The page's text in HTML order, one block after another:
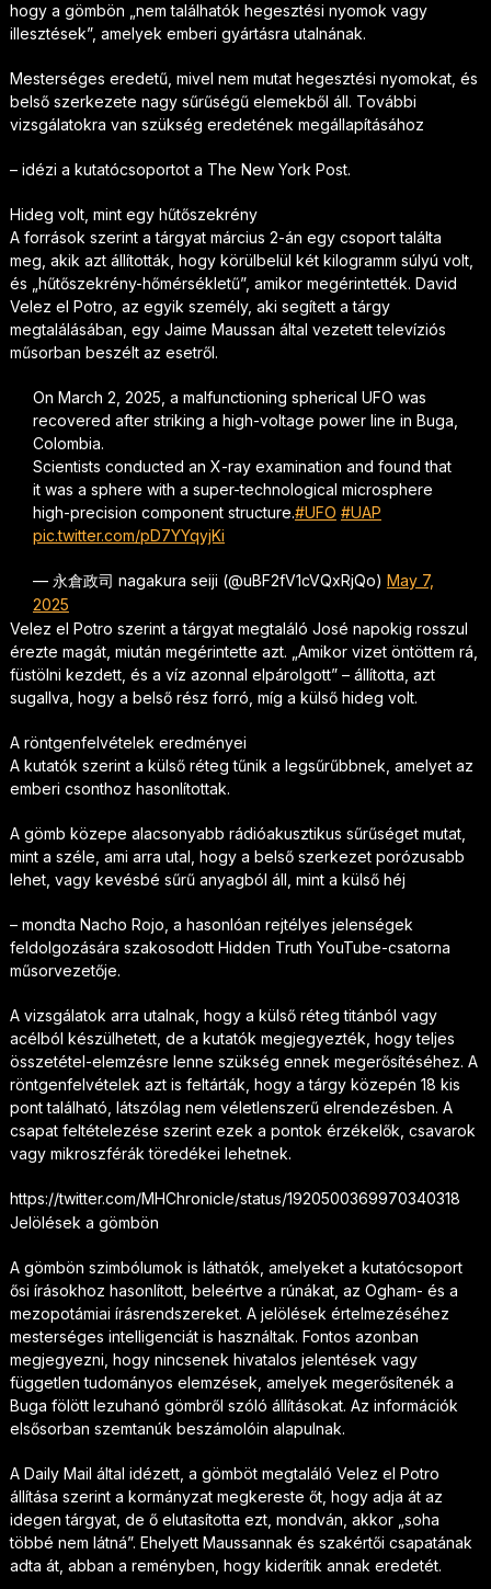
hogy a gömbön „nem találhatók hegesztési nyomok vagy
illesztések”, amelyek emberi gyártásra utalnának.
Mesterséges eredetű, mivel nem mutat hegesztési nyomokat, és
belső szerkezete nagy sűrűségű elemekből áll. További
vizsgálatokra van szükség eredetének megállapításához
– idézi a kutatócsoportot a The New York Post.
Hideg volt, mint egy hűtőszekrény
A források szerint a tárgyat március 2-án egy csoport találta
meg, akik azt állították, hogy körülbelül két kilogramm súlyú volt,
és „hűtőszekrény-hőmérsékletű”, amikor megérintették. David
Velez el Potro, az egyik személy, aki segített a tárgy
megtalálásában, egy Jaime Maussan által vezetett televíziós
műsorban beszélt az esetről.
On March 2, 2025, a malfunctioning spherical UFO was
recovered after striking a high-voltage power line in Buga,
Colombia.
Scientists conducted an X-ray examination and found that
it was a sphere with a super-technological microsphere
high-precision component structure.#UFO #UAP
pic.twitter.com/pD7YYqyjKi
— 永倉政司 nagakura seiji (@uBF2fV1cVQxRjQo) May 7,
2025
Velez el Potro szerint a tárgyat megtaláló José napokig rosszul
érezte magát, miután megérintette azt. „Amikor vizet öntöttem rá,
füstölni kezdett, és a víz azonnal elpárolgott” – állította, azt
sugallva, hogy a belső rész forró, míg a külső hideg volt.
A röntgenfelvételek eredményei
A kutatók szerint a külső réteg tűnik a legsűrűbbnek, amelyet az
emberi csonthoz hasonlítottak.
A gömb közepe alacsonyabb rádióakusztikus sűrűséget mutat,
mint a széle, ami arra utal, hogy a belső szerkezet porózusabb
lehet, vagy kevésbé sűrű anyagból áll, mint a külső héj
– mondta Nacho Rojo, a hasonlóan rejtélyes jelenségek
feldolgozására szakosodott Hidden Truth YouTube-csatorna
műsorvezetője.
A vizsgálatok arra utalnak, hogy a külső réteg titánból vagy
acélból készülhetett, de a kutatók megjegyezték, hogy teljes
összetétel-elemzésre lenne szükség ennek megerősítéséhez. A
röntgenfelvételek azt is feltárták, hogy a tárgy közepén 18 kis
pont található, látszólag nem véletlenszerű elrendezésben. A
csapat feltételezése szerint ezek a pontok érzékelők, csavarok
vagy mikroszférák töredékei lehetnek.
https://twitter.com/MHChronicle/status/1920500369970340318
Jelölések a gömbön
A gömbön szimbólumok is láthatók, amelyeket a kutatócsoport
ősi írásokhoz hasonlított, beleértve a rúnákat, az Ogham- és a
mezopotámiai írásrendszereket. A jelölések értelmezéséhez
mesterséges intelligenciát is használtak. Fontos azonban
megjegyezni, hogy nincsenek hivatalos jelentések vagy
független tudományos elemzések, amelyek megerősítenék a
Buga fölött lezuhanó gömbről szóló állításokat. Az információk
elsősorban szemtanúk beszámolóin alapulnak.
A Daily Mail által idézett, a gömböt megtaláló Velez el Potro
állítása szerint a kormányzat megkereste őt, hogy adja át az
idegen tárgyat, de ő elutasította ezt, mondván, akkor „soha
többé nem látná”. Ehelyett Maussannak és szakértői csapatának
adta át, abban a reményben, hogy kiderítik annak eredetét.